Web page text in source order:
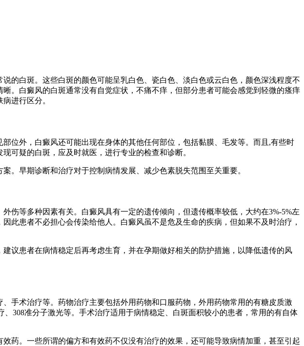
的白斑。这些白斑的颜色可能呈乳白色、瓷白色、淡白色或云白色，颜色深浅程度不
。白癜风的白斑通常没有自觉症状，不痛不痒，但部分患者可能会感觉到轻微的瘙痒
进行区分。
位外，白癜风还可能出现在身体的其他任何部位，包括黏膜、毛发等。而且,有些时
可疑的白斑，应及时就医，进行专业的检查和诊断。
。早期诊断和治疗对于控制病情发展、减少色素脱失范围至关重要。
伤等多种因素有关。白癜风具有一定的遗传倾向，但遗传概率较低，大约在3%-5%左
此患者不必担心会传染给他人。白癜风虽不是危及生命的疾病，但如果不及时治疗，
议患者在病情稳定后再考虑生育，并在孕期做好相关的防护措施，以降低遗传的风
手术治疗等。药物治疗主要包括外用药物和口服药物，外用药物常用的有糖皮质激
308准分子激光等。手术治疗适用于病情稳定、白斑面积较小的患者，常用的有自体
药。一些所谓的偏方和有效药不仅没有治疗的效果，还可能导致病情加重，甚至引起